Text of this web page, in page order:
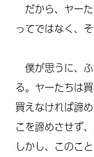
だから、ヤー
ってではなく、
僕が思うに、
る。ヤーたちは
買えなければ諦
こを諦めさせず
しかし、このこ